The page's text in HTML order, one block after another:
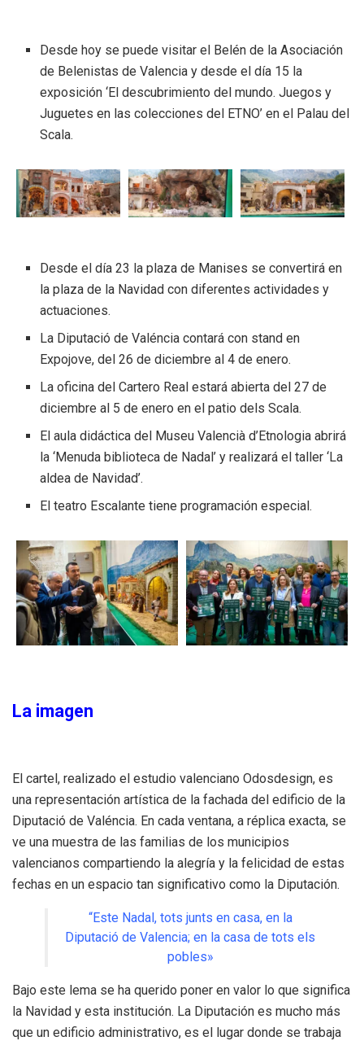
Desde hoy se puede visitar el Belén de la Asociación
de Belenistas de Valencia y desde el día 15 la
exposición ‘El descubrimiento del mundo. Juegos y
Juguetes en las colecciones del ETNO’ en el Palau del
Scala.
Desde el día 23 la plaza de Manises se convertirá en
la plaza de la Navidad con diferentes actividades y
actuaciones.
La Diputació de Valéncia contará con stand en
Expojove, del 26 de diciembre al 4 de enero.
La oficina del Cartero Real estará abierta del 27 de
diciembre al 5 de enero en el patio dels Scala.
El aula didáctica del Museu Valencià d’Etnologia abrirá
la ‘Menuda biblioteca de Nadal’ y realizará el taller ‘La
aldea de Navidad’.
El teatro Escalante tiene programación especial.
La imagen
El cartel, realizado el estudio valenciano Odosdesign, es
una representación artística de la fachada del edificio de la
Diputació de Valéncia. En cada ventana, a réplica exacta, se
ve una muestra de las familias de los municipios
valencianos compartiendo la alegría y la felicidad de estas
fechas en un espacio tan significativo como la Diputación.
“Este Nadal, tots junts en casa, en la
Diputació de Valencia; en la casa de tots els
pobles»
Bajo este lema se ha querido poner en valor lo que significa
la Navidad y esta institución. La Diputación es mucho más
que un edificio administrativo, es el lugar donde se trabaja